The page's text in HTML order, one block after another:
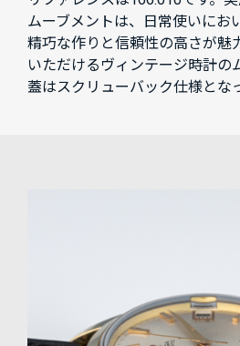
ムーブメントは、日常使いにお
精巧な作りと信頼性の高さが魅
いただけるヴィンテージ時計の
蓋はスクリューバック仕様とな